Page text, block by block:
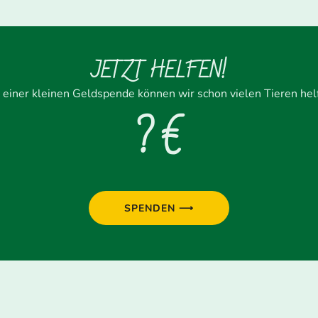
JETZT HELFEN!
kleinen Geldspende können wir schon vielen Tieren
? €
SPENDEN ⟶